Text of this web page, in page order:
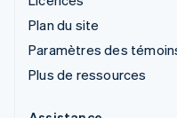
Plan du site
Paramètres des
Plus de ressources